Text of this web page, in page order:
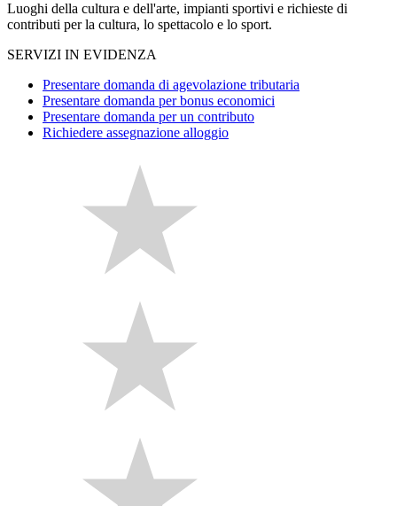
Luoghi della cultura e dell'arte, impianti sportivi e richieste di
contributi per la cultura, lo spettacolo e lo sport.
SERVIZI IN EVIDENZA
Presentare domanda di agevolazione tributaria
Presentare domanda per bonus economici
Presentare domanda per un contributo
Richiedere assegnazione alloggio